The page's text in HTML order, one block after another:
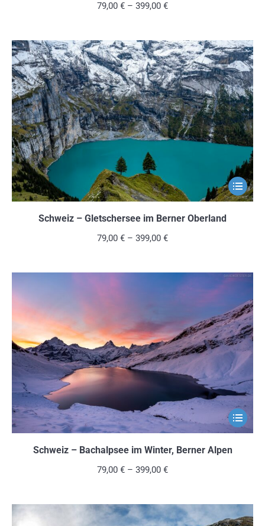
Optionen
können
auf
der
gewählt
werden
79,00 € – 399,00 €
Dieses
Produkt
Optionen
können
auf
der
gewählt
werden
Schweiz – Gletschersee im Berner Oberland
79,00 € – 399,00 €
Dieses
Produkt
weist
Die
Schweiz – Bachalpsee im Winter, Berner Alpen
79,00 € – 399,00 €